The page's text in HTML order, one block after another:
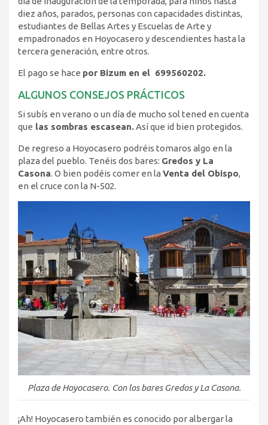
diez años, parados, personas con capacidades distintas,
estudiantes de Bellas Artes y Escuelas de Arte y
empadronados en Hoyocasero y descendientes hasta la
tercera generación, entre otros.
El pago se hace por Bizum en el 699560202.
ALGUNOS CONSEJOS PRÁCTICOS
Si subís en verano o un día de mucho sol tened en cuenta
que las sombras escasean.Así que id bien protegidos.
De regreso a Hoyocasero podréis tomaros algo en la
plaza del pueblo. Tenéis dos bares: Gredos y La
Casona. O bien podéis comer en la Venta del Obispo,
en el cruce con la N-502.
Plaza de Hoyocasero. Con los bares Gredos y La Casona.
¡Ah! Hoyocasero también es conocido por albergar la